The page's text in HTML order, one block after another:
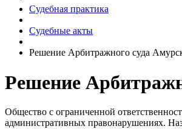
Судебная практика
Судебные акты
Решение Арбитражного суда
Решение
Общество с ограниченной
административных правонарушениях.